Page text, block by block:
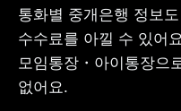
통화별 중개은행 정보
수수료를 아낄 수 있어
모임통장・아이통장으
없어요.